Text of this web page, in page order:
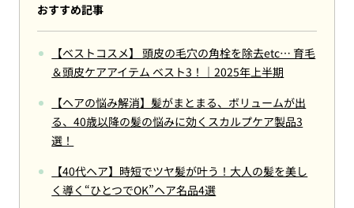
おすすめ記事
【ベストコスメ】 頭皮の毛穴の角栓を除去etc… 育毛
＆頭皮ケアアイテム ベスト3！｜2025年上半期
【ヘアの悩み解消】髪がまとまる、ボリュームが出
る、40歳以降の髪の悩みに効くスカルプケア製品3
選！
【40代ヘア】時短でツヤ髪が叶う！大人の髪を美し
く導く“ひとつでOK”ヘア名品4選